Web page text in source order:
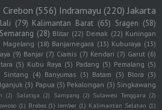
Cirebon (556) Indramayu (220) Jakarta
(79) Kalimantan Barat (65) Sragen (58)
Semarang (28) Blitar (22) Demak (22) Kuningan
Magelang (18) Banjarnegara (13) Kuburaya (13)
(9) Banjar (7) Ciamis (7) Kendari (7) Garut (6)
(5) Kubu Raya (5) Padang (5) Pemalang (5)
Sintang (4) Banyumas (3) Batam (3) Blora (3)
(3) Papua (3) Pekalongan (3) Singkawang
(2) Salatiga (2) Sampang (2) Sulawesi Tenggara (2)
(1) Brebes (1) Jember (1) Kalimantan Selatan (1)